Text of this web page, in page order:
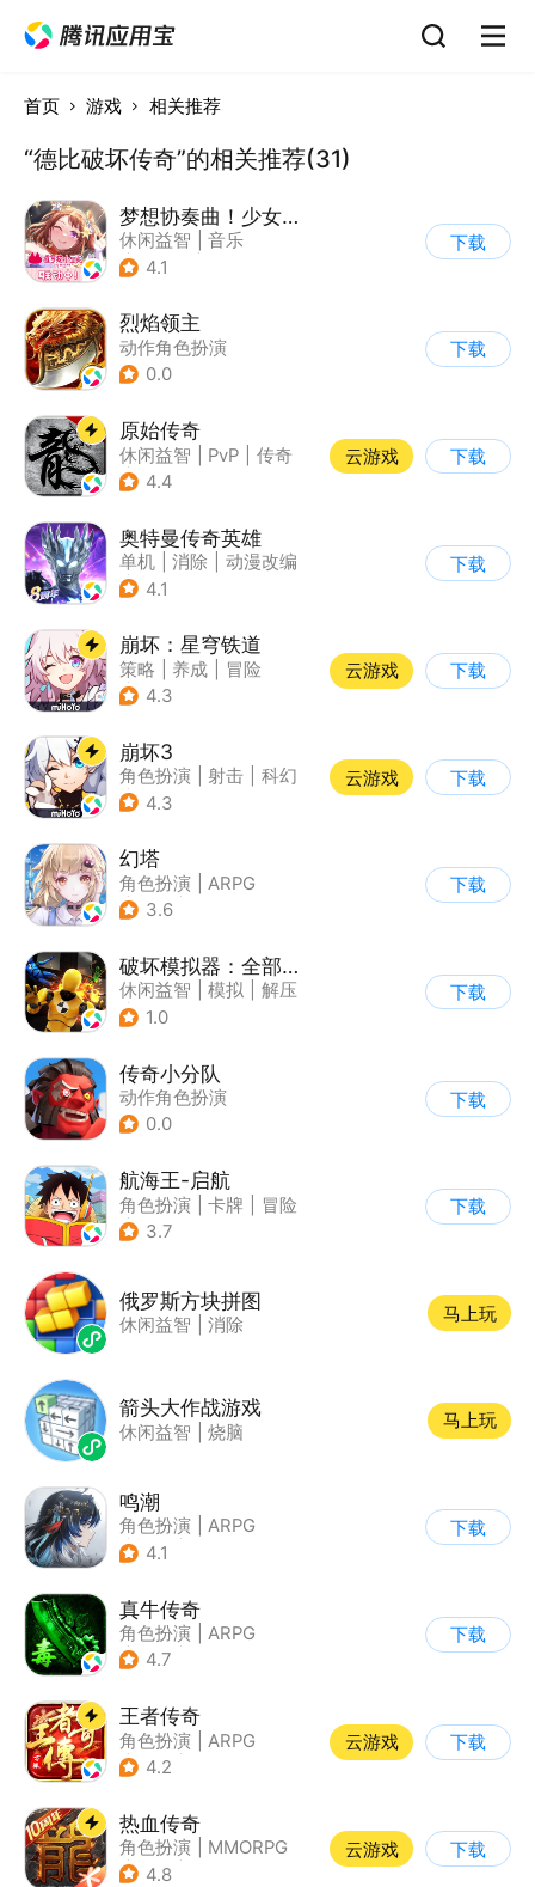
首页 游戏 相关推荐
“德比破坏传奇”的相关推荐(31)
梦想协奏曲！少女乐团派对！
休闲益智
音乐
| 美少女
4.1
下载
烈焰领主
动作角色扮演
0.0
下载
原始传奇
休闲益智 PvP
传奇
| 自由交易
4.4
云游戏 下载
奥特曼传奇英雄
单机 消除
动漫改编
| 奥特曼
4.1
下载
崩坏：星穹铁道
策略 养成
冒险
| 崩坏
4.3
云游戏 下载
崩坏3
角色扮演 射击
科幻
| 崩坏
4.3
云游戏 下载
幻塔
角色扮演
ARPG
| 奇幻
3.6
下载
破坏模拟器：全部毁灭
休闲益智 模拟
解压
| 写实
1.0
下载
传奇小分队
动作角色扮演
0.0
下载
航海王-启航
角色扮演 卡牌
冒险
| 海贼王
3.7
下载
俄罗斯方块拼图
休闲益智 消除
马上玩
箭头大作战游戏
休闲益智 烧脑
马上玩
鸣潮
角色扮演
ARPG
| 冒险
4.1
下载
真牛传奇
角色扮演
ARPG
| 传奇
4.7
下载
王者传奇
角色扮演
ARPG
| 传奇
4.2
云游戏 下载
热血传奇
角色扮演
MMORPG
| 传奇
4.8
云游戏 下载